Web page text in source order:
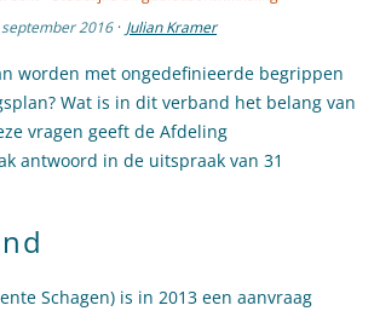
2016 · Julian Kramer
worden met ongedefinieerde begrippen
Wat is in dit verband het belang van
vragen geeft de Afdeling
antwoord in de uitspraak van 31
Schagen) is in 2013 een aanvraag